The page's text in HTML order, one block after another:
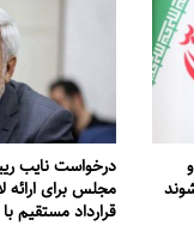
درخواست نایب
مجلس برای ارائه
قرارداد مستقیم